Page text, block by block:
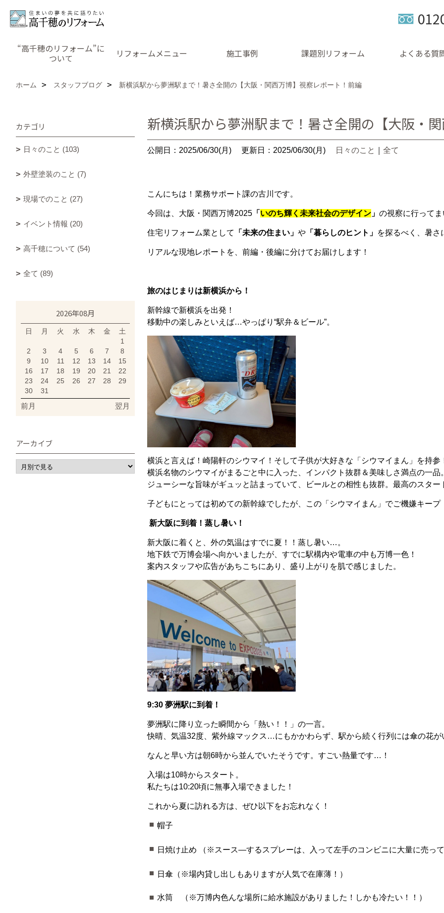
“高千穂のリフォーム”に
ついて
リフォームメニュー 施工事例 課題別リフォーム よくある質
ホーム スタッフブログ 新横浜駅から夢洲駅まで！暑さ全開の【大阪・関西万博】視察レポート！前編
新横浜駅から夢洲駅まで！暑さ全開の【大阪・
公開日：2025/06/30(月) 更新日：2025/06/30(月) 日々のこと 全て
こんにちは！業務サポート課の古川です。
今回は、大阪・関西万博2025 「 いのち輝く未来社会のデザイン 」 の視察に行ってま
住宅リフォーム業として 「未来の住まい」 や 「暮らしのヒント」 を探るべく、暑さ
リアルな現地レポートを、前編・後編に分けてお届けします！
旅のはじまりは新横浜から！
新幹線で新横浜を出発！
移動中の楽しみといえば…やっぱり“駅弁＆ビール”。
横浜と言えば！崎陽軒のシウマイ！そして子供が大好きな「シウマイまん」を持参
横浜名物のシウマイがまるごと中に入った、インパクト抜群＆美味しさ満点の一品。
ジューシーな旨味がギュッと詰まっていて、ビールとの相性も抜群。最高のスター
子どもにとっては初めての新幹線でしたが、この「シウマイまん」でご機嫌キープ
新大阪に到着！蒸し暑い！
新大阪に着くと、外の気温はすでに夏！！蒸し暑い…。
地下鉄で万博会場へ向かいましたが、すでに駅構内や電車の中も万博一色！
案内スタッフや広告があちこちにあり、盛り上がりを肌で感じました。
9:30 夢洲駅に到着！
夢洲駅に降り立った瞬間から「熱い！！」の一言。
快晴、気温32度、紫外線マックス…にもかかわらず、駅から続く行列には傘の花が
なんと早い方は朝6時から並んでいたそうです。すごい熱量です…！
入場は10時からスタート。
私たちは10:20頃に無事入場できました！
これから夏に訪れる方は、ぜひ以下をお忘れなく！
帽子
日焼け止め （※スース―するスプレーは、入って左手のコンビニに大量に売って
日傘（※場内貸し出しもありますが人気で在庫薄！）
水筒 （※万博内色んな場所に給水施設がありました！しかも冷たい！！）
カテゴリ
日々のこと (103)
外壁塗装のこと (7)
現場でのこと (27)
イベント情報 (20)
高千穂について (54)
全て (89)
2026年08月
日 月 火 水 木 金
土
1
2
3 4 5 6 7
8
9
10 11 12 13 14
15
16
17 18 19 20 21
22
23
24 25 26 27 28
29
30
31
前月 翌月
アーカイブ